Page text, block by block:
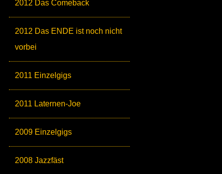
2012 Das Comeback
2012 Das ENDE ist noch nicht
vorbei
2011 Einzelgigs
2011 Laternen-Joe
2009 Einzelgigs
2008 Jazzfäst